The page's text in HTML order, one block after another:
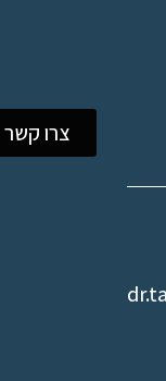
צרו קשר